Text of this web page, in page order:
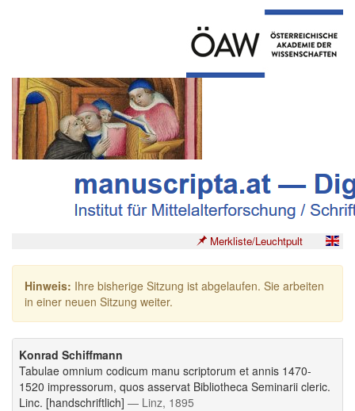
Merkliste/Leuchtpult
Hinweis: Ihre bisherige Sitzung ist abgelaufen. Sie arbeiten
in einer neuen Sitzung weiter.
Konrad Schiffmann
Tabulae omnium codicum manu scriptorum et annis 1470-
1520 impressorum, quos asservat Bibliotheca Seminarii cleric.
Linc. [handschriftlich] — Linz, 1895